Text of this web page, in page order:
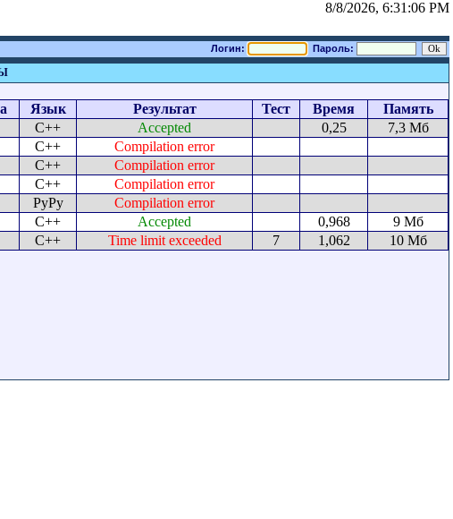
8/8/2026, 6:31:06 PM
Логин: Пароль:
Язык Результат Тест Время
Память
C++ Accepted 0,25
7,3 Мб
C++
Compilation error
C++
Compilation error
C++
Compilation error
PyPy
Compilation error
C++ Accepted 0,968
9 Мб
C++ Time limit exceeded 7 1,062 10 Мб